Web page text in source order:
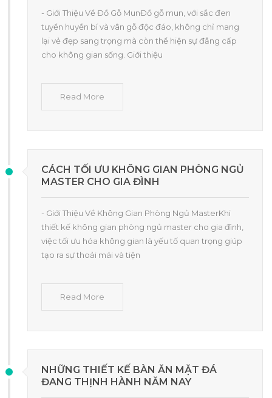
- Giới Thiệu Về Đồ Gỗ MunĐồ gỗ mun, với sắc đen
tuyền huyền bí và vân gỗ độc đáo, không chỉ mang
lại vẻ đẹp sang trọng mà còn thể hiện sự đẳng cấp
cho không gian sống. Giới thiệu
Read More
CÁCH TỐI ƯU KHÔNG GIAN PHÒNG NGỦ
MASTER CHO GIA ĐÌNH
- Giới Thiệu Về Không Gian Phòng Ngủ MasterKhi
thiết kế không gian phòng ngủ master cho gia đình,
việc tối ưu hóa không gian là yếu tố quan trọng giúp
tạo ra sự thoải mái và tiện
Read More
NHỮNG THIẾT KẾ BÀN ĂN MẶT ĐÁ
ĐANG THỊNH HÀNH NĂM NAY